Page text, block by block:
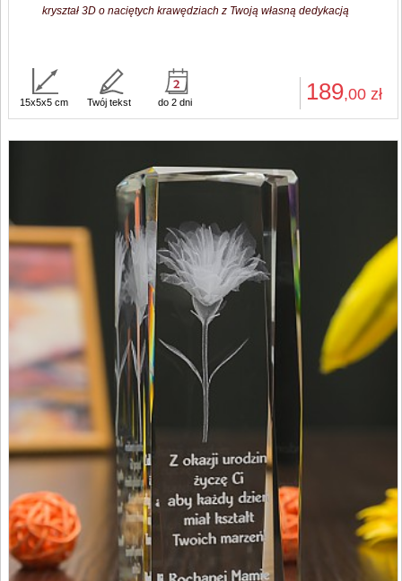
kryształ 3D o naciętych krawędziach z Twoją własną dedykacją
189,00 zł
15x5x5 cm Twój tekst do 2 dni